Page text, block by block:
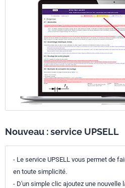
caractérisation du
de la station de
(informatif)
Annexe F
caractérisation
mesure d'un cours
point de
Annexe G
relevé de
en plan d'eau
Annexe H
relevé de
en cours d'eau
Bibliographie
Nouveau : service UPSELL
- Le service UPSELL vous permet de
en toute simplicité.
- D'un simple clic ajoutez une nouvelle